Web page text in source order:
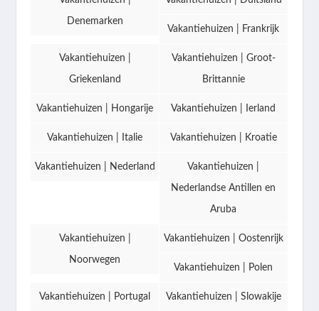
Denemarken
Vakantiehuizen | Frankrijk
Vakantiehuizen |
Griekenland
Vakantiehuizen | Groot-
Brittannie
Vakantiehuizen | Hongarije Vakantiehuizen | Ierland
Vakantiehuizen | Italie Vakantiehuizen | Kroatie
Vakantiehuizen | Nederland Vakantiehuizen |
Nederlandse Antillen en
Aruba
Vakantiehuizen |
Noorwegen
Vakantiehuizen | Oostenrijk
Vakantiehuizen | Polen
Vakantiehuizen | Portugal Vakantiehuizen | Slowakije